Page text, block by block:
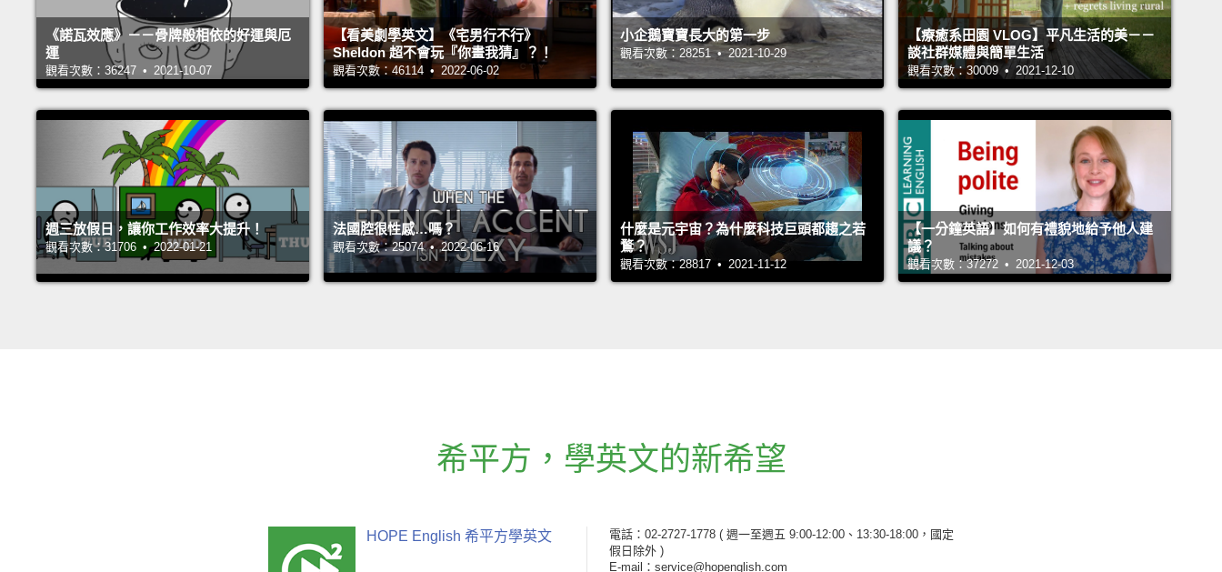
《諾瓦效應》－－骨牌般相依的好運與厄
運
觀看次數：36247 • 2021-10-07
【看美劇學英文】《宅男行不行》
Sheldon 超不會玩『你畫我猜』？！
觀看次數：46114 • 2022-06-02
小企鵝寶寶長大的第一步
觀看次數：28251 • 2021-10-29
【療癒系田園 VLOG】平凡生活的美－－
談社群媒體與簡單生活
觀看次數：30009 • 2021-12-10
週三放假日，讓你工作效率大提升！
觀看次數：31706 • 2022-01-21
法國腔很性感…嗎？
觀看次數：25074 • 2022-06-16
什麼是元宇宙？為什麼科技巨頭都趨之若
鶩？
觀看次數：28817 • 2021-11-12
【一分鐘英語】如何有禮貌地給予他人建
議？
觀看次數：37272 • 2021-12-03
希平方 ， 學英文的新希望
HOPE English 希平方學英文 電話：02-2727-1778 ( 週一至週五 9:00-12:00、13:30-18:00，國定
假日除外 )
E-mail：service@hopenglish.com